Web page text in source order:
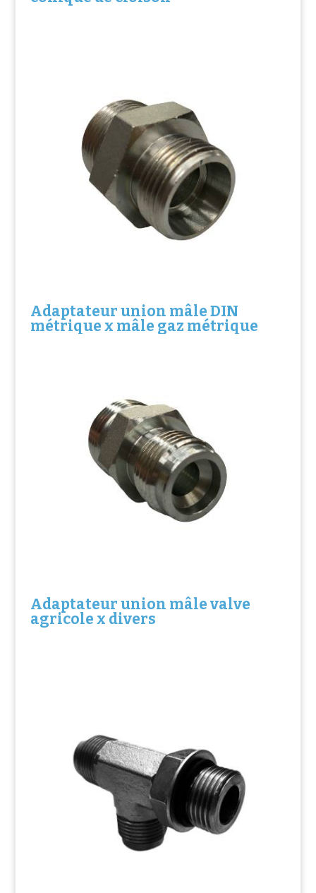
Adaptateur union mâle DIN
métrique x mâle gaz métrique
Adaptateur union mâle valve
agricole x divers